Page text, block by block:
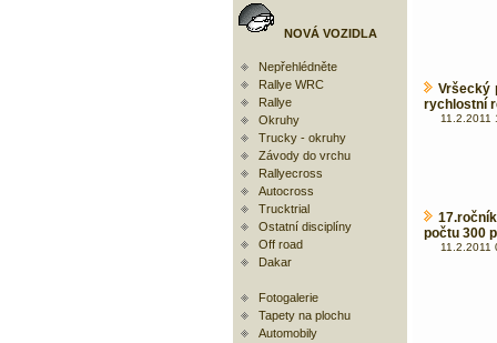
NOVÁ VOZIDLA
Nepřehlédněte
Rallye WRC
Rallye
Okruhy
Trucky - okruhy
Závody do vrchu
Rallyecross
Autocross
Trucktrial
Ostatní disciplíny
Off road
Dakar
Fotogalerie
Tapety na plochu
Automobily
Vršecký
rychlostní
11.2.2011
počtu 300
11.2.2011